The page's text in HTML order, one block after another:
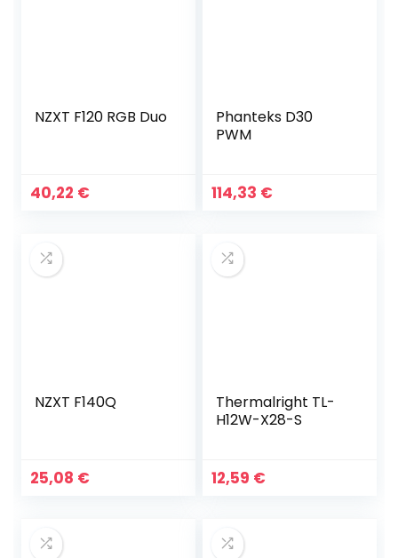
NZXT F120 RGB Duo
40,22 €
Phanteks D30
PWM
114,33 €
NZXT F140Q
25,08 €
Thermalright TL-
H12W-X28-S
12,59 €